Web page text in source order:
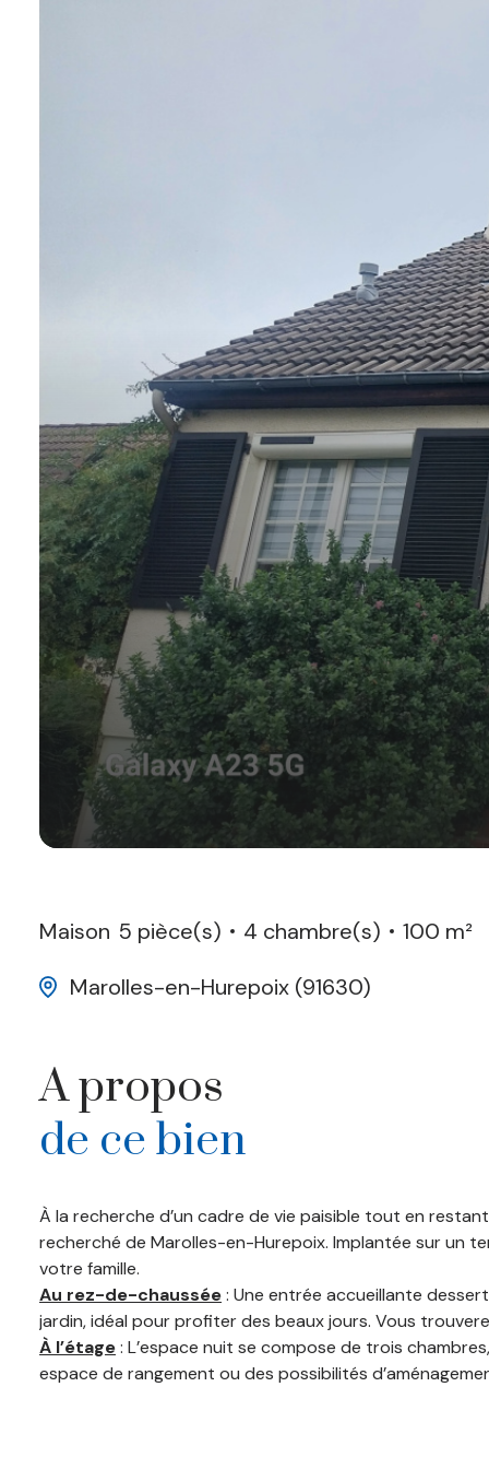
Maison 5 pièce(s) 4 chambre(s)
100 m²
Marolles-en-Hurepoix (91630)
A propos
de ce bien
À la recherche d’un cadre de vie paisible tout en
recherché de Marolles-en-Hurepoix. Implantée sur un
votre famille.
Au rez-de-chaussée: Une entrée accueillante
jardin, idéal pour profiter des beaux jours. Vous
À l’étage: L’espace nuit se compose de trois
espace de rangement ou des possibilités